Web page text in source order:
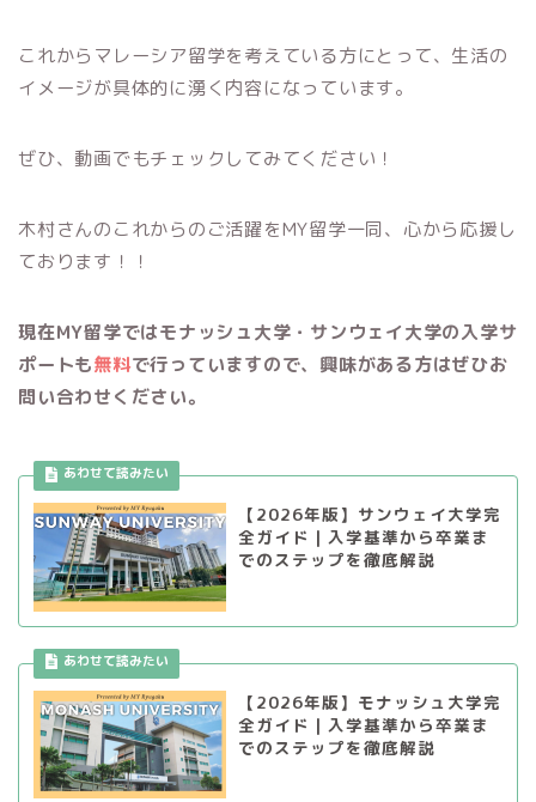
これからマレーシア留学を考えている方にとって、生活の
イメージが具体的に湧く内容になっています。
ぜひ、動画でもチェックしてみてください！
木村さんのこれからのご活躍をMY留学一同、心から応援し
ております！！
現在MY留学ではモナッシュ大学・サンウェイ大学の入学サ
ポートも無料で行っていますので、興味がある方はぜひお
問い合わせください。
【2026年版】サンウェイ大学完
全ガイド｜入学基準から卒業ま
でのステップを徹底解説
【2026年版】モナッシュ大学完
全ガイド｜入学基準から卒業ま
でのステップを徹底解説